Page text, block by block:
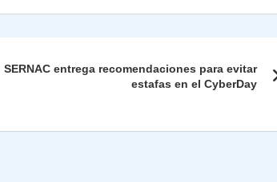
ar
SERNAC entrega recomendaciones para evitar
estafas en el CyberDay